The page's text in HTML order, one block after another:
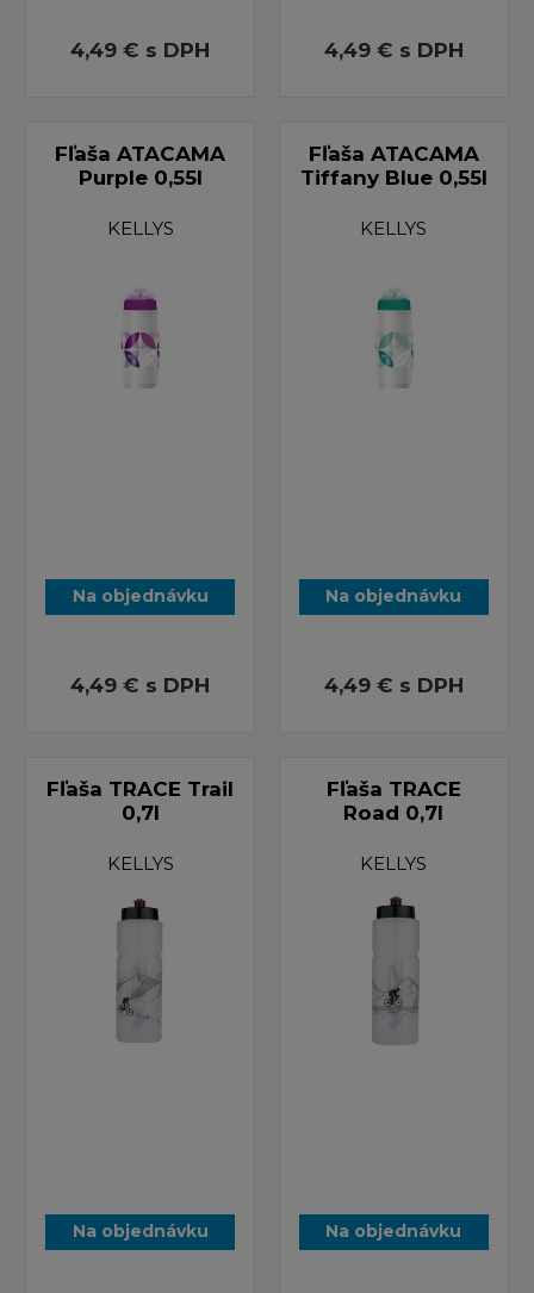
4,49 € s DPH 4,49 € s DPH
Fľaša ATACAMA
Purple 0,55l
KELLYS
Na objednávku
4,49 € s DPH
Fľaša ATACAMA
Tiffany Blue 0,55l
KELLYS
Na objednávku
4,49 € s DPH
Fľaša TRACE Trail
0,7l
KELLYS
Na objednávku
Fľaša TRACE
Road 0,7l
KELLYS
Na objednávku